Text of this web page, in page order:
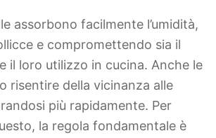
assorbono facilmente l’umidità,
e compromettendo sia il
il loro utilizzo in cucina. Anche le
risentire della vicinanza alle
più rapidamente. Per
la regola fondamentale è